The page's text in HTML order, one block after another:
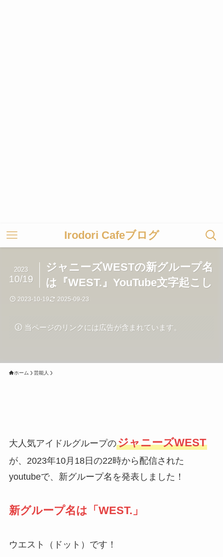
Irodori Cafeブログ
ジャニーズWESTの新グループ名
は『WEST.』YouTube文字起こし
2023
10/19
2023-10-19 2025-09-23
当ページのリンクには広告が含まれています。
ホーム 芸能人
大人気アイドルグループのジャニーズWEST
が、2023年10月18日の22時から配信された
youtubeで、新グループ名を発表しました！
新グループ名は「WEST.」
ウエスト（ドット）です！